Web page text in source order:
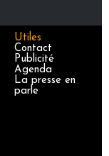
Utiles
Contact
Publicité
Agenda
La presse en
parle